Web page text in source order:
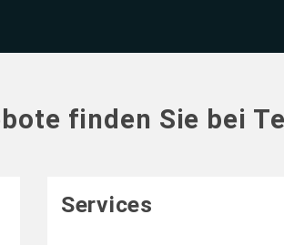
finden Sie bei
Services